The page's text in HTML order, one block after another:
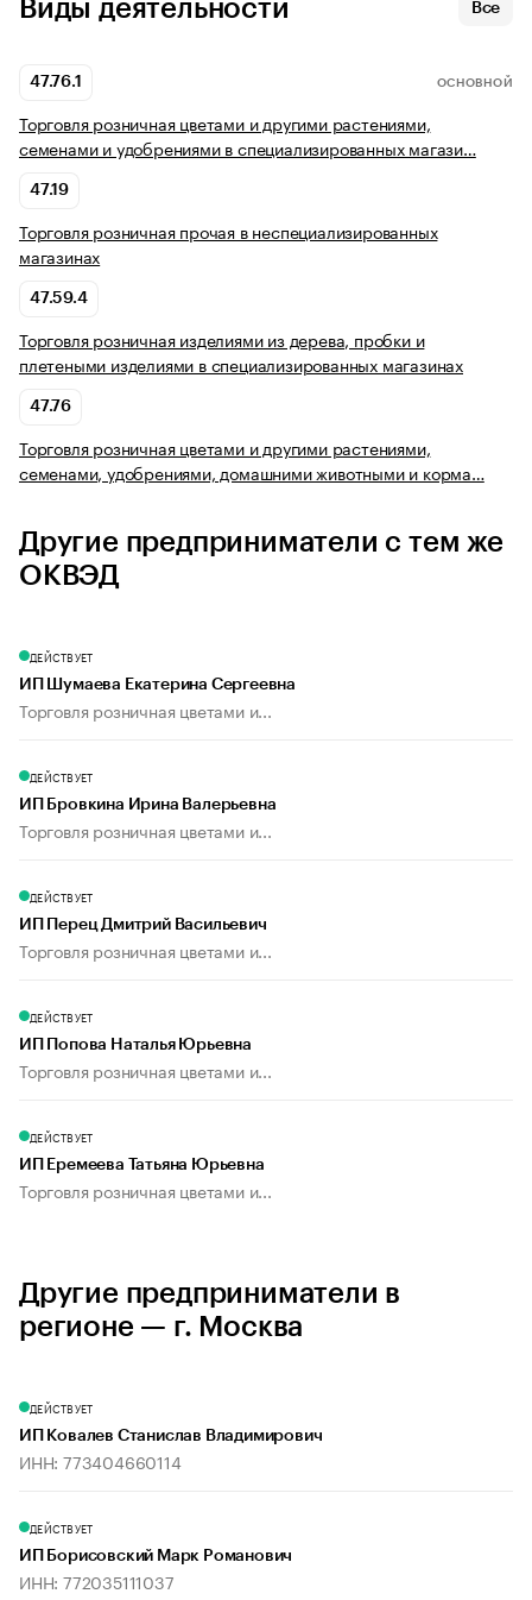
Виды деятельности Все
47.76.1 ОСНОВНОЙ
Торговля розничная цветами и другими растениями,
семенами и удобрениями в специализированных магази…
47.19
Торговля розничная прочая в неспециализированных
магазинах
47.59.4
Торговля розничная изделиями из дерева, пробки и
плетеными изделиями в специализированных магазинах
47.76
Торговля розничная цветами и другими растениями,
семенами, удобрениями, домашними животными и корма…
Другие предприниматели с тем же
ОКВЭД
ДЕЙСТВУЕТ
ИП Шумаева Екатерина Сергеевна
Торговля розничная цветами и...
ДЕЙСТВУЕТ
ИП Бровкина Ирина Валерьевна
Торговля розничная цветами и...
ДЕЙСТВУЕТ
ИП Перец Дмитрий Васильевич
Торговля розничная цветами и...
ДЕЙСТВУЕТ
ИП Попова Наталья Юрьевна
Торговля розничная цветами и...
ДЕЙСТВУЕТ
ИП Еремеева Татьяна Юрьевна
Торговля розничная цветами и...
Другие предприниматели в
регионе — г. Москва
ДЕЙСТВУЕТ
ИП Ковалев Станислав Владимирович
ИНН: 773404660114
ДЕЙСТВУЕТ
ИП Борисовский Марк Романович
ИНН: 772035111037